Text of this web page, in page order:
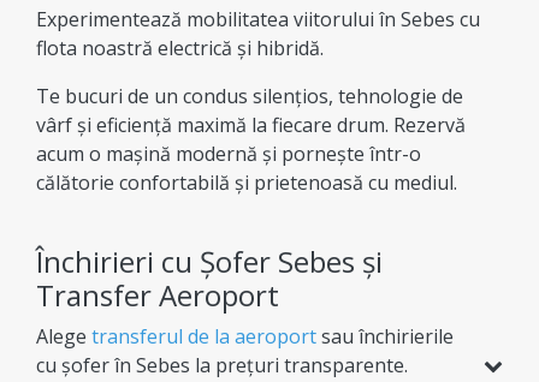
Experimentează mobilitatea viitorului în Sebes cu
flota noastră electrică și hibridă.
Te bucuri de un condus silențios, tehnologie de
vârf și eficiență maximă la fiecare drum. Rezervă
acum o mașină modernă și pornește într-o
călătorie confortabilă și prietenoasă cu mediul.
Închirieri cu Șofer Sebes și
Transfer Aeroport
Alege transferul de la aeroportsau închirierile
cu șofer în Sebes la prețuri transparente.